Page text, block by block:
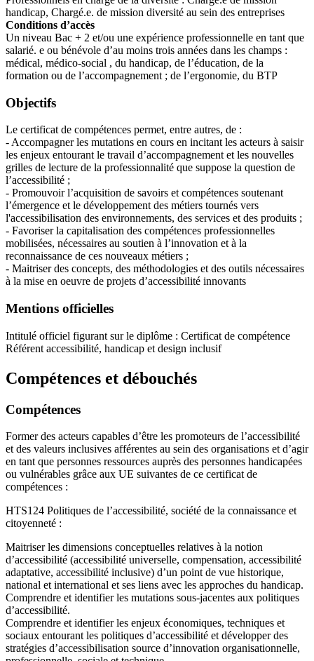
handicap, Chargé.e. de mission diversité au sein des entreprises
Conditions d’accès
Un niveau Bac + 2 et/ou une expérience professionnelle en tant que
salarié. e ou bénévole d’au moins trois années dans les champs :
médical, médico-social , du handicap, de l’éducation, de la
formation ou de l’accompagnement ; de l’ergonomie, du BTP
Objectifs
Le certificat de compétences permet, entre autres, de :
- Accompagner les mutations en cours en incitant les acteurs à saisir
les enjeux entourant le travail d’accompagnement et les nouvelles
grilles de lecture de la professionnalité que suppose la question de
l’accessibilité ;
- Promouvoir l’acquisition de savoirs et compétences soutenant
l’émergence et le développement des métiers tournés vers
l'accessibilisation des environnements, des services et des produits ;
- Favoriser la capitalisation des compétences professionnelles
mobilisées, nécessaires au soutien à l’innovation et à la
reconnaissance de ces nouveaux métiers ;
- Maitriser des concepts, des méthodologies et des outils nécessaires
à la mise en oeuvre de projets d’accessibilité innovants
Mentions officielles
Intitulé officiel figurant sur le diplôme : Certificat de compétence
Référent accessibilité, handicap et design inclusif
Compétences et débouchés
Compétences
Former des acteurs capables d’être les promoteurs de l’accessibilité
et des valeurs inclusives afférentes au sein des organisations et d’agir
en tant que personnes ressources auprès des personnes handicapées
ou vulnérables grâce aux UE suivantes de ce certificat de
compétences :
HTS124 Politiques de l’accessibilité, société de la connaissance et
citoyenneté :
Maitriser les dimensions conceptuelles relatives à la notion
d’accessibilité (accessibilité universelle, compensation, accessibilité
adaptative, accessibilité inclusive) d’un point de vue historique,
national et international et ses liens avec les approches du handicap.
Comprendre et identifier les mutations sous-jacentes aux politiques
d’accessibilité.
Comprendre et identifier les enjeux économiques, techniques et
sociaux entourant les politiques d’accessibilité et développer des
stratégies d’accessibilisation source d’innovation organisationnelle,